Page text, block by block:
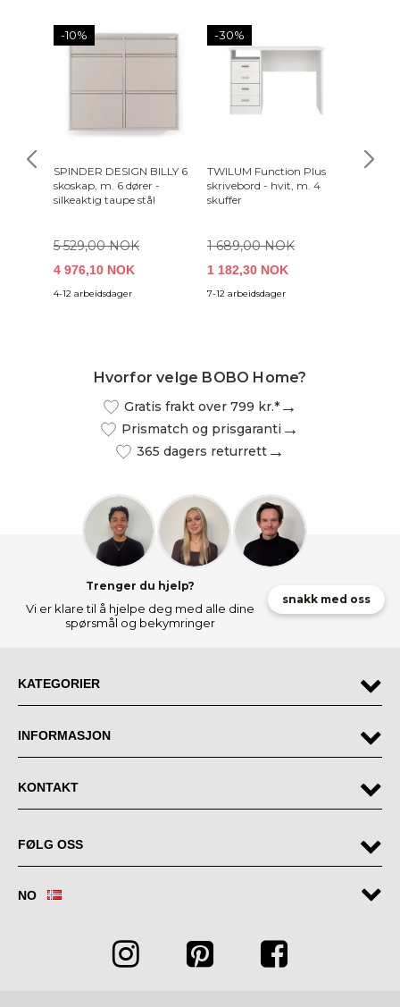
-10%
SPINDER DESIGN BILLY 6
skoskap, m. 6 dører -
silkeaktig taupe stål
5 529,00 NOK
4 976,10 NOK
4-12 arbeidsdager
-30%
TWILUM Function Plus
skrivebord - hvit, m. 4
skuffer
1 689,00 NOK
1 182,30 NOK
7-12 arbeidsdager
Hvorfor velge BOBO Home?
Gratis frakt over 799 kr.*
Prismatch og prisgaranti
365 dagers returrett
Trenger du hjelp?
Vi er klare til å hjelpe deg med alle dine
spørsmål og bekymringer
snakk med oss
KATEGORIER
INFORMASJON
KONTAKT
FØLG OSS
NO